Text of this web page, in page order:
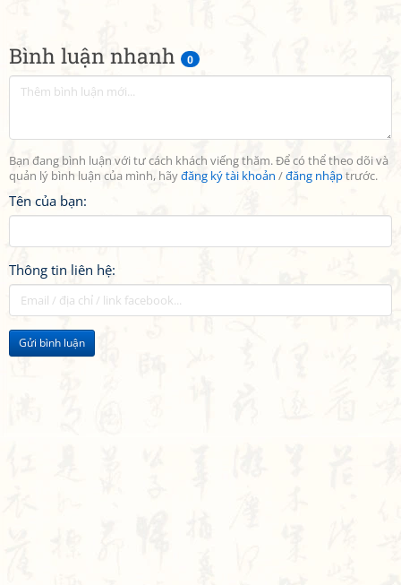
Bình luận nhanh 0
Bạn đang bình luận với tư cách khách viếng thăm. Để có thể theo dõi và
quản lý bình luận của mình, hãyđăng ký tài khoản /đăng nhậptrước.
Tên của bạn:
Thông tin liên hệ:
Gửi bình luận